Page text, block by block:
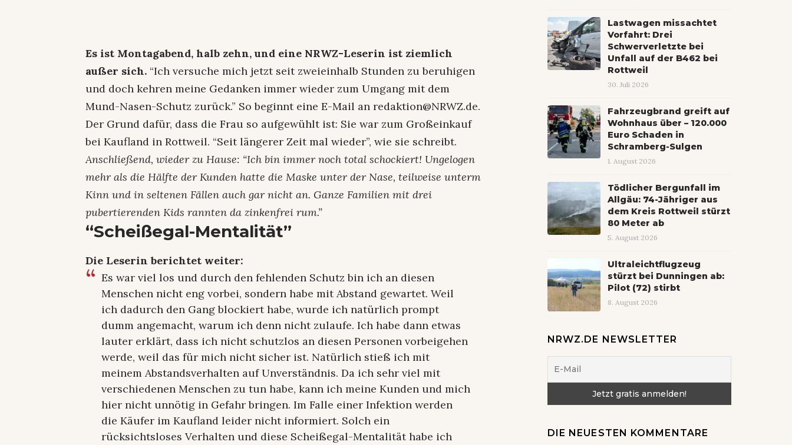
Es ist Montagabend, halb zehn, und eine NRWZ-Leserin ist ziemlich
außer sich. “Ich versuche mich jetzt seit zweieinhalb Stunden zu beruhigen
und doch kehren meine Gedanken immer wieder zum Umgang mit dem
Mund-Nasen-Schutz zurück.” So beginnt eine E-Mail an redaktion@NRWZ.de.
Der Grund dafür, dass die Frau so aufgewühlt ist: Sie war zum Großeinkauf
bei Kaufland in Rottweil. “Seit längerer Zeit mal wieder”, wie sie schreibt.
Anschließend, wieder zu Hause: “Ich bin immer noch total schockiert! Ungelogen
mehr als die Hälfte der Kunden hatte die Maske unter der Nase, teilweise unterm
Kinn und in seltenen Fällen auch gar nicht an. Ganze Familien mit drei
pubertierenden Kids rannten da zinkenfrei rum.”
“Scheißegal-Mentalität”
Die Leserin berichtet weiter:
Es war viel los und durch den fehlenden Schutz bin ich an diesen
Menschen nicht eng vorbei, sondern habe mit Abstand gewartet. Weil
ich dadurch den Gang blockiert habe, wurde ich natürlich prompt
dumm angemacht, warum ich denn nicht zulaufe. Ich habe dann etwas
lauter erklärt, dass ich nicht schutzlos an diesen Personen vorbeigehen
werde, weil das für mich nicht sicher ist. Natürlich stieß ich mit
meinem Abstandsverhalten auf Unverständnis. Da ich sehr viel mit
verschiedenen Menschen zu tun habe, kann ich meine Kunden und mich
hier nicht unnötig in Gefahr bringen. Im Falle einer Infektion werden
die Käufer im Kaufland leider nicht informiert. Solch ein
rücksichtsloses Verhalten und diese Scheißegal-Mentalität habe ich
Lastwagen missachtet
Vorfahrt: Drei
Schwerverletzte bei
Unfall auf der B462 bei
Rottweil
30. Juli 2026
Fahrzeugbrand greift auf
Wohnhaus über – 120.000
Euro Schaden in
Schramberg-Sulgen
1. August 2026
Tödlicher Bergunfall im
Allgäu: 74-Jähriger aus
dem Kreis Rottweil stürzt
80 Meter ab
5. August 2026
Ultraleichtflugzeug
stürzt bei Dunningen ab:
Pilot (72) stirbt
8. August 2026
NRWZ.DE NEWSLETTER
DIE NEUESTEN KOMMENTARE